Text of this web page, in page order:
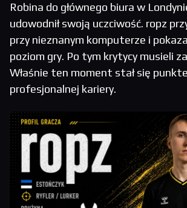
Robina do głównego biura w
udowodnił swoją uczciwość. ropz
przy nieznanym komputerze i
poziom gry. Po tym krytycy musieli
Właśnie ten moment stał się
profesjonalnej kariery.